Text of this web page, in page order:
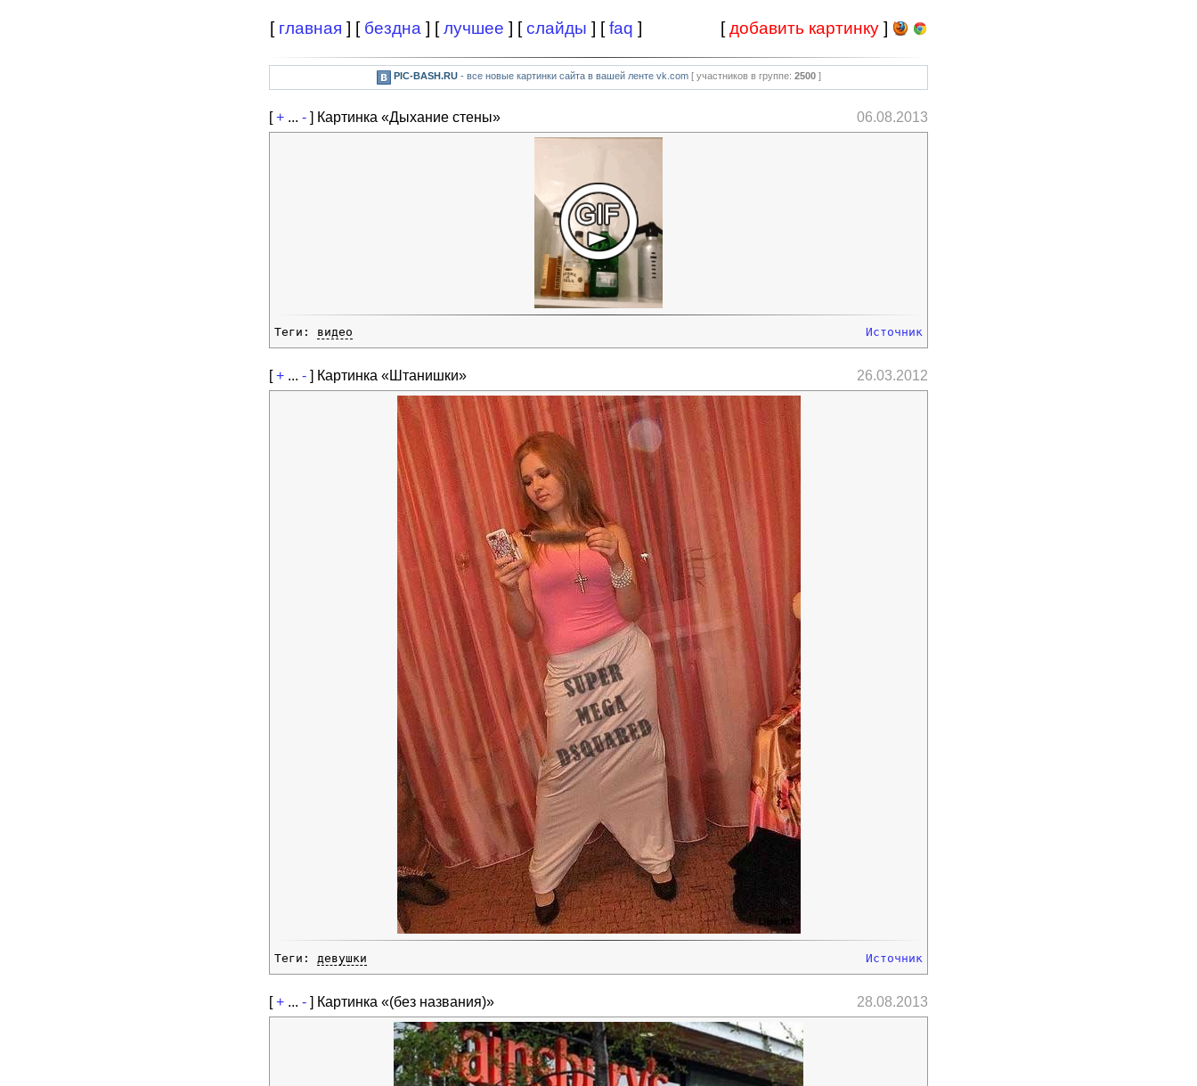
[ главная ] [ бездна ] [лучшее ] [слайды ] [faq ] [добавить картинку ]
PIC-BASH.RU- все новые картинки сайта в вашей ленте vk.com [ участников в группе: 2500]
[+ ... - ] Картинка «Дыхание стены» 06.08.2013
Источник
Теги: видео
[+ ... - ] Картинка «Штанишки» 26.03.2012
Источник
Теги: девушки
[+ ... - ] Картинка «(без названия)» 28.08.2013